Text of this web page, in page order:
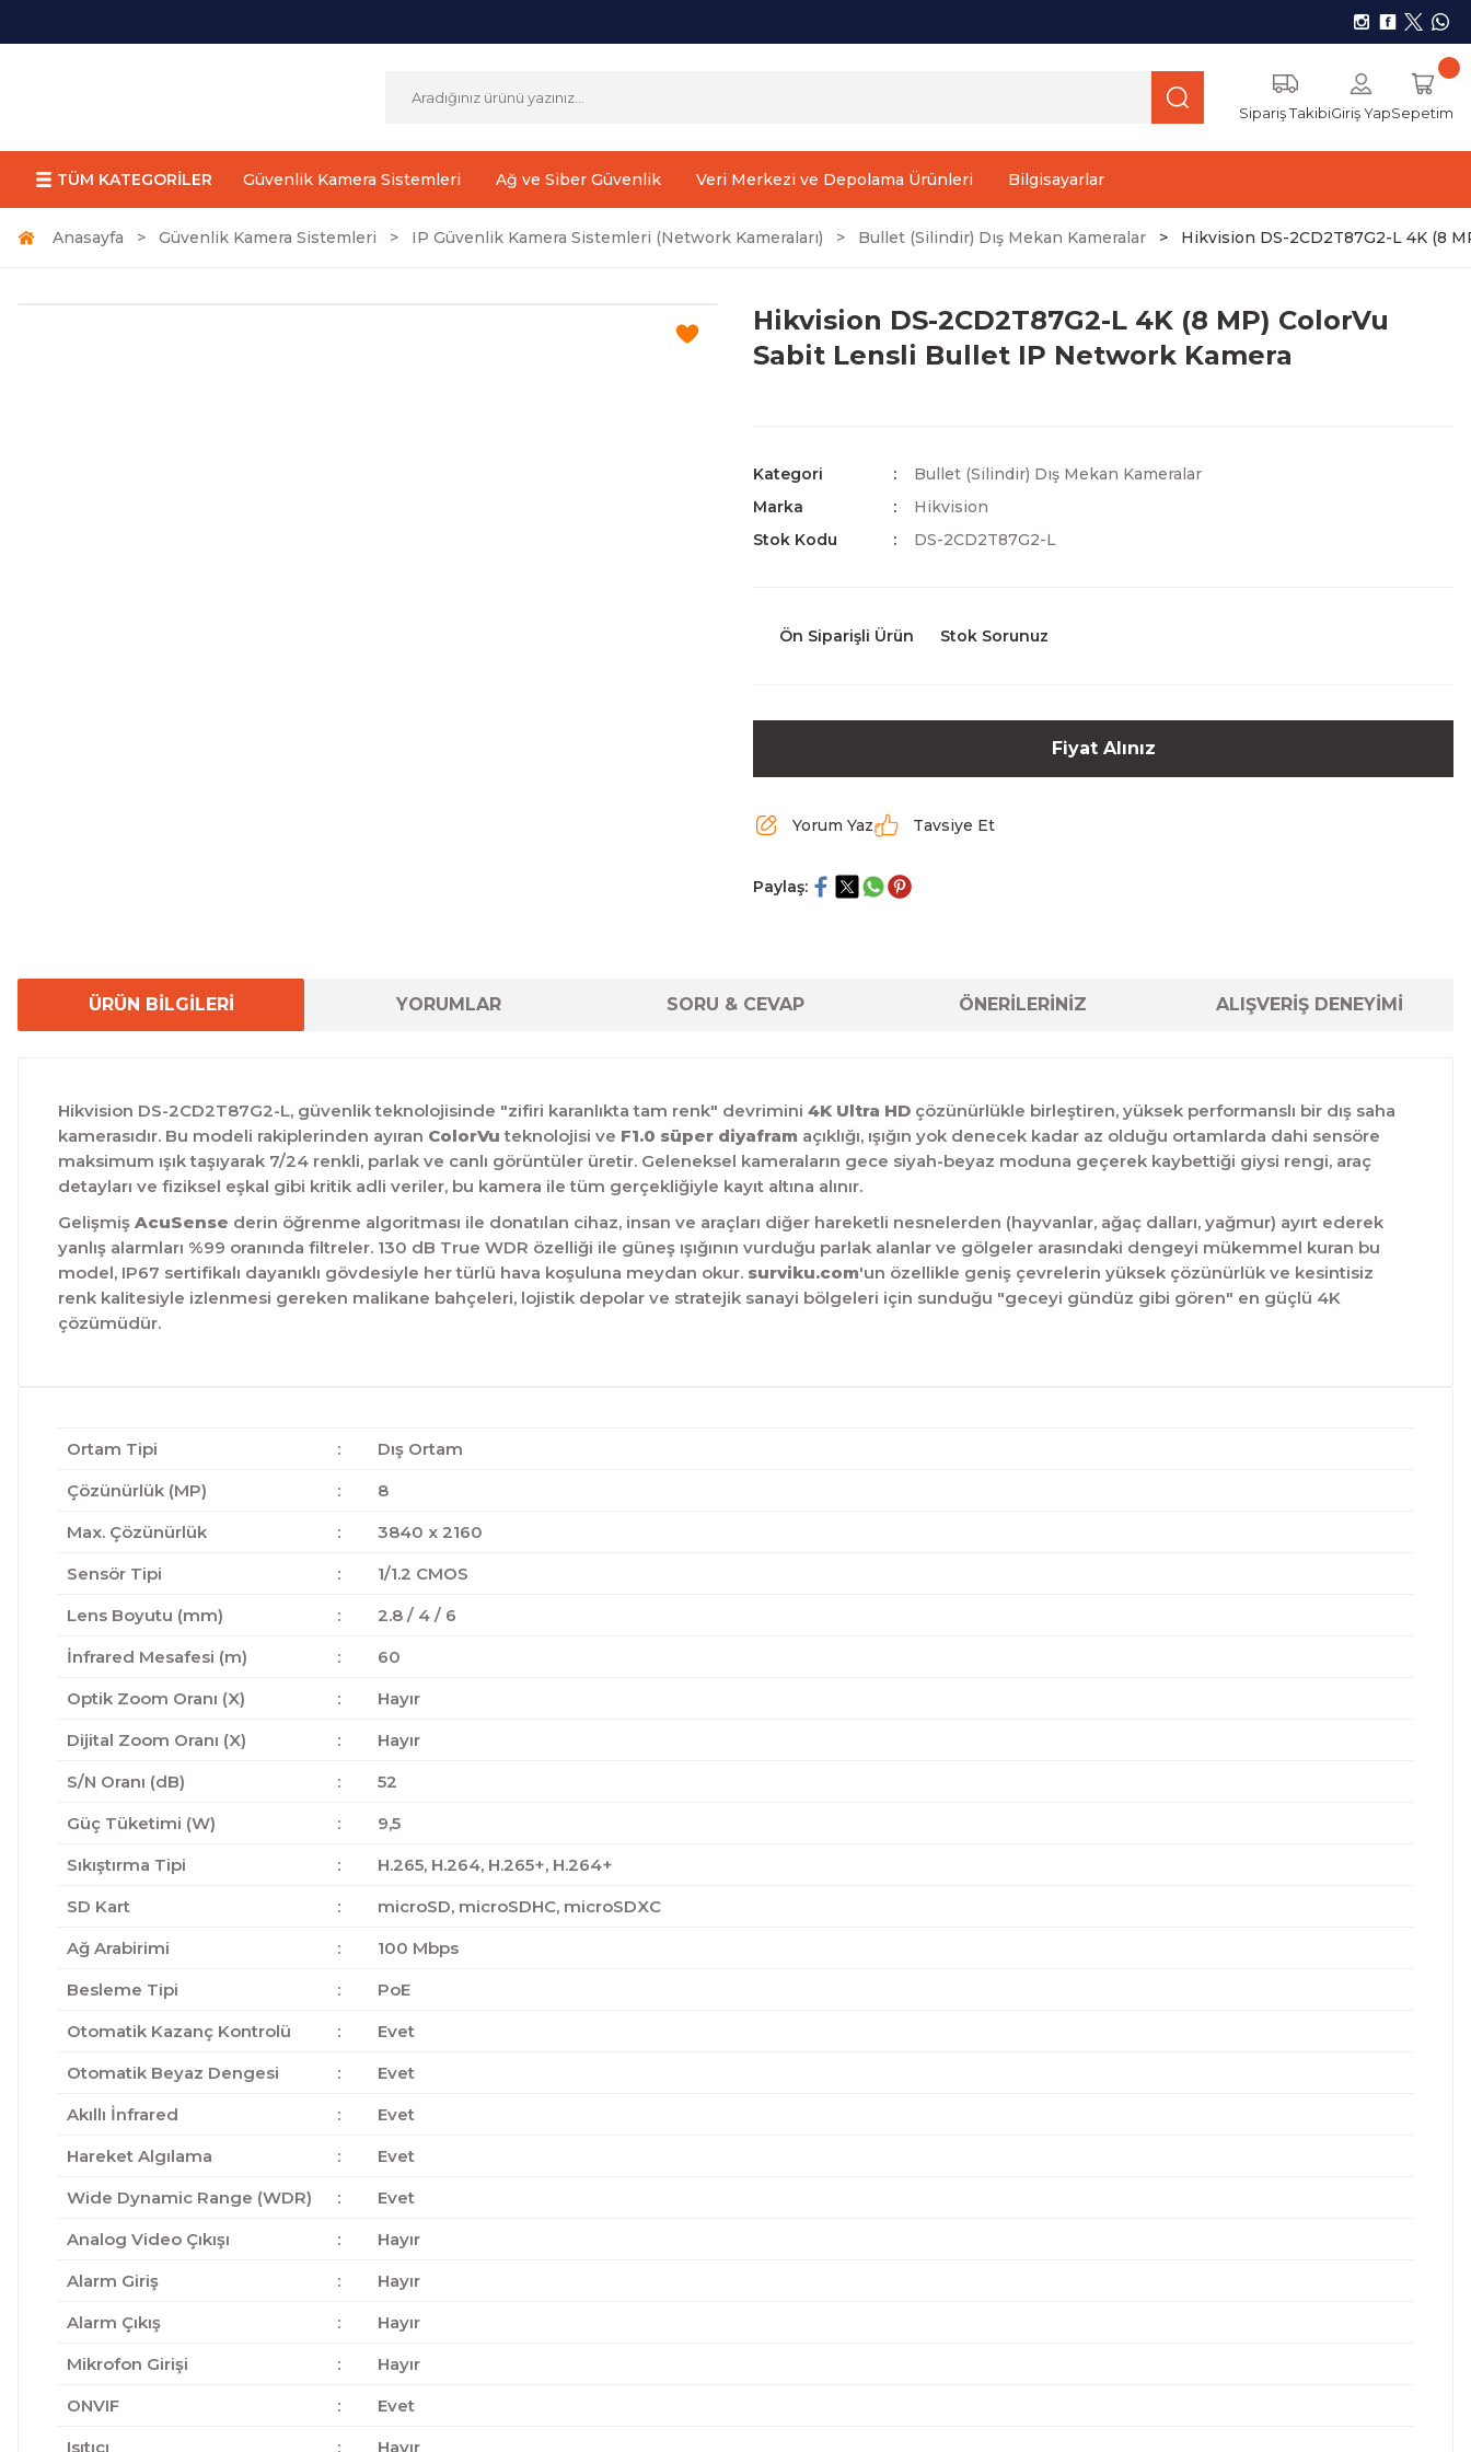
Sipariş TakibiGiriş YapSepetim
TÜM KATEGORİLER Güvenlik Kamera Sistemleri Ağ ve Siber Güvenlik Veri Merkezi ve Depolama Ürünleri Bilgisayarlar
Anasayfa Güvenlik Kamera Sistemleri IP Güvenlik Kamera Sistemleri (Network Kameraları) Bullet (Silindir) Dış Mekan Kameralar Hikvision DS-2CD2T87G2-L 4K (8
Hikvision DS-2CD2T87G2-L 4K (8 MP) ColorVu
Sabit Lensli Bullet IP Network Kamera
Kategori
Bullet (Silindir) Dış Mekan Kameralar
Marka
Hikvision
Stok Kodu
DS-2CD2T87G2-L
Ön Siparişli Ürün Stok Sorunuz
Fiyat Alınız
Yorum Yaz Tavsiye Et
Paylaş:
ÜRÜN BİLGİLERİ YORUMLAR SORU & CEVAP ÖNERİLERİNİZ ALIŞVERİŞ DENEYİMİ
Hikvision DS-2CD2T87G2-L, güvenlik teknolojisinde "zifiri karanlıkta tam renk" devrimini 4K Ultra HD çözünürlükle birleştiren, yüksek performanslı bir dış saha
kamerasıdır. Bu modeli rakiplerinden ayıran ColorVu teknolojisi ve F1.0 süper diyafram açıklığı, ışığın yok denecek kadar az olduğu ortamlarda dahi sensöre
maksimum ışık taşıyarak 7/24 renkli, parlak ve canlı görüntüler üretir. Geleneksel kameraların gece siyah-beyaz moduna geçerek kaybettiği giysi rengi, araç
detayları ve fiziksel eşkal gibi kritik adli veriler, bu kamera ile tüm gerçekliğiyle kayıt altına alınır.
Gelişmiş AcuSense derin öğrenme algoritması ile donatılan cihaz, insan ve araçları diğer hareketli nesnelerden (hayvanlar, ağaç dalları, yağmur) ayırt ederek
yanlış alarmları %99 oranında filtreler. 130 dB True WDR özelliği ile güneş ışığının vurduğu parlak alanlar ve gölgeler arasındaki dengeyi mükemmel kuran bu
model, IP67 sertifikalı dayanıklı gövdesiyle her türlü hava koşuluna meydan okur. surviku.com'un özellikle geniş çevrelerin yüksek çözünürlük ve kesintisiz
renk kalitesiyle izlenmesi gereken malikane bahçeleri, lojistik depolar ve stratejik sanayi bölgeleri için sunduğu "geceyi gündüz gibi gören" en güçlü 4K
çözümüdür.
Ortam Tipi :
Dış Ortam
Çözünürlük (MP)
:
8
Max. Çözünürlük
:
3840 x 2160
Sensör Tipi
:
1/1.2 CMOS
Lens Boyutu (mm)
:
2.8 / 4 / 6
İnfrared Mesafesi (m)
:
60
Optik Zoom Oranı (X)
:
Hayır
Dijital Zoom Oranı (X)
:
Hayır
S/N Oranı (dB)
:
52
Güç Tüketimi (W)
:
9,5
Sıkıştırma Tipi
:
H.265, H.264, H.265+, H.264+
SD Kart
:
microSD, microSDHC, microSDXC
Ağ Arabirimi
:
100 Mbps
Besleme Tipi
:
PoE
Otomatik Kazanç Kontrolü
:
Evet
Otomatik Beyaz Dengesi
:
Evet
Akıllı İnfrared
:
Evet
Hareket Algılama
:
Evet
Wide Dynamic Range (WDR)
:
Evet
Analog Video Çıkışı
:
Hayır
Alarm Giriş
:
Hayır
Alarm Çıkış
:
Hayır
Mikrofon Girişi
:
Hayır
ONVIF
:
Evet
Isıtıcı
: Hayır